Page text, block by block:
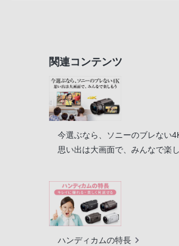
関連コンテンツ
今選ぶなら、ソニーのブレない
思い出は大画面で、みんなで楽
ハンディカムの特長